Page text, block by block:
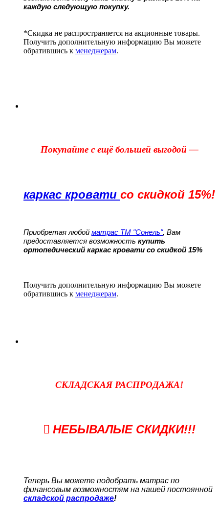
каждую следующую покупку.
*Скидка не распространяется на акционные товары.
Получить дополнительную информацию Вы можете
обратившись к менеджерам.
Покупайте с ещё большей выгодой —
каркас кровати со скидкой 15%!
Приобретая любой матрас ТМ "Сонель", Вам
предоставляется возможность купить
ортопедический каркас кровати со скидкой 15%
Получить дополнительную информацию Вы можете
обратившись к менеджерам.
СКЛАДСКАЯ РАСПРОДАЖА!
НЕБЫВАЛЫЕ СКИДКИ!!!
Теперь Вы можете подобрать матрас по
финансовым возможностям на нашей постоянной
складской распродаже!